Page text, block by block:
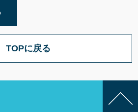
TOPに戻る